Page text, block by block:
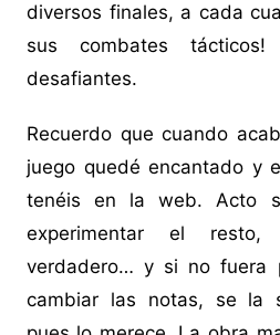
diversos finales, a cada
sus combates
desafiantes.
Recuerdo que cuando
juego quedé encantado y
tenéis en la web. Acto
experimentar el
verdadero… y si no fuera
cambiar las notas, se la